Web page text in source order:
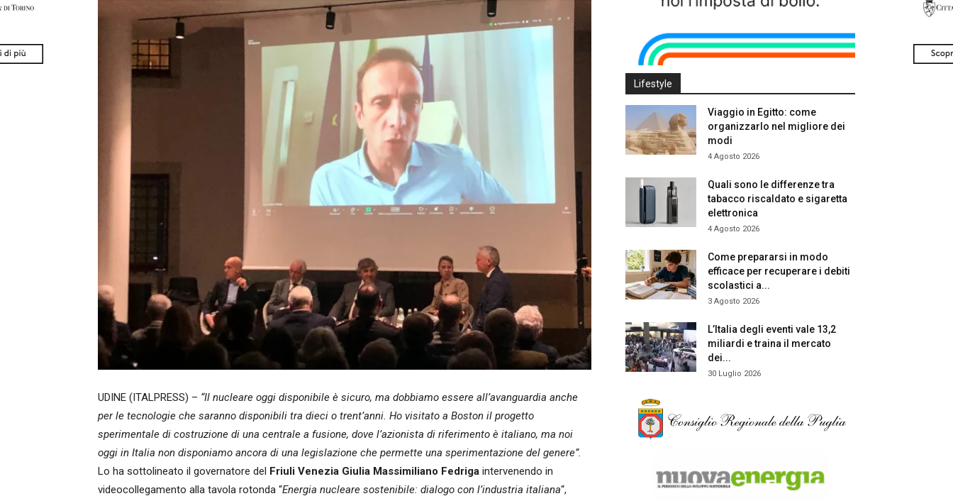
UDINE (ITALPRESS) – “Il nucleare oggi disponibile è sicuro, ma dobbiamo essere all’avanguardia anche
per le tecnologie che saranno disponibili tra dieci o trent’anni. Ho visitato a Boston il progetto
sperimentale di costruzione di una centrale a fusione, dove l’azionista di riferimento è italiano, ma noi
oggi in Italia non disponiamo ancora di una legislazione che permette una sperimentazione del genere”.
Lo ha sottolineato il governatore del Friuli Venezia Giulia Massimiliano Fedriga intervenendo in
videocollegamento alla tavola rotonda “Energia nucleare sostenibile: dialogo con l’industria italiana“,
Lifestyle
Viaggio in Egitto: come
organizzarlo nel migliore dei
modi
4 Agosto 2026
Quali sono le differenze tra
tabacco riscaldato e sigaretta
elettronica
4 Agosto 2026
Come prepararsi in modo
efficace per recuperare i debiti
scolastici a...
3 Agosto 2026
L’Italia degli eventi vale 13,2
miliardi e traina il mercato
dei...
30 Luglio 2026